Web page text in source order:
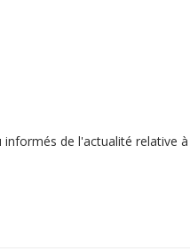
de l'actualité relative